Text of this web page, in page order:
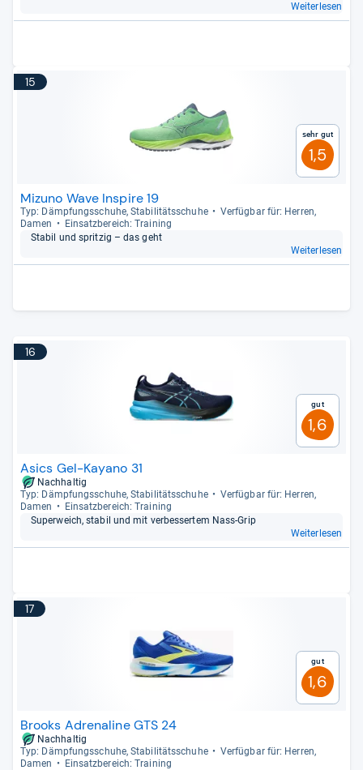
Weiterlesen
15
Sehr gut
1,5
Mizuno Wave Inspire 19
Typ: Dämp­fungs­schuhe, Sta­bi­li­täts­schuhe
Ver­füg­bar für: Her­ren,
Damen
Ein­satz­be­reich: Trai­ning
Sta­bil und sprit­zig – das geht
Weiterlesen
16
Gut
1,6
Asics Gel-Kayano 31
Nachhaltig
Typ: Dämp­fungs­schuhe, Sta­bi­li­täts­schuhe
Ver­füg­bar für: Her­ren,
Damen
Ein­satz­be­reich: Trai­ning
Super­weich, sta­bil und mit ver­bes­ser­tem Nass-​Grip
Weiterlesen
17
Gut
1,6
Brooks Adrenaline GTS 24
Nachhaltig
Typ: Dämp­fungs­schuhe, Sta­bi­li­täts­schuhe
Ver­füg­bar für: Her­ren,
Damen
Ein­satz­be­reich: Trai­ning